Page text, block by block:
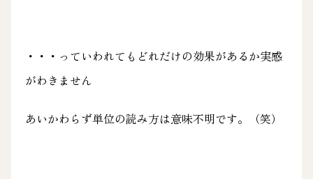
・・・っていわれてもどれだけの効果があるか実感
がわきません
あいかわらず単位の読み方は意味不明です。（笑）